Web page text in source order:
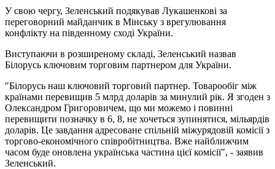
У свою чергу, Зеленський подякував Лукашенкові за
переговорний майданчик в Мінську з врегулювання
конфлікту на південному сході України.
Виступаючи в розширеному складі, Зеленський назвав
Білорусь ключовим торговим партнером для України.
"Білорусь наш ключовий торговий партнер. Товарообіг між
країнами перевищив 5 млрд доларів за минулий рік. Я згоден з
Олександром Григоровичем, що ми можемо і повинні
перевищити позначку в 6, 8, не хочеться зупинятися, мільярдів
доларів. Це завдання адресоване спільній міжурядовій комісії з
торгово-економічного співробітництва. Вже найближчим
часом буде оновлена ​​українська частина цієї комісії", - заявив
Зеленський.